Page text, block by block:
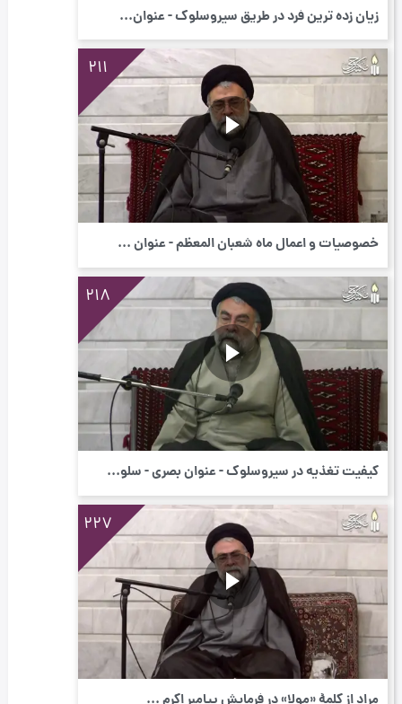
زیان زده ترین فرد در طریق سیروسلوک - عنوان...
211
خصوصیات و اعمال ماه شعبان المعظّم - عنوان ...
218
کیفیت تغذیه در سیروسلوک - عنوان بصری - سلو...
227